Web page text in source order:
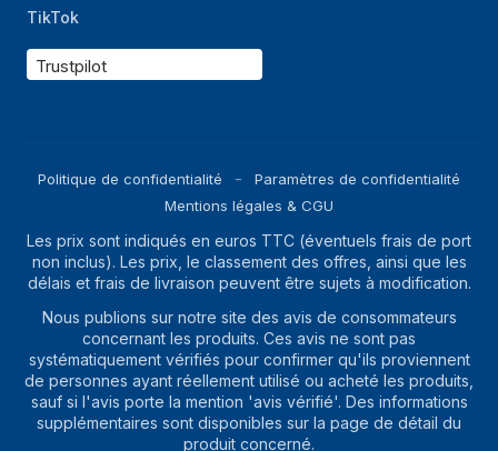
TikTok
Trustpilot
Politique de confidentialité
Paramètres de confidentialité
Mentions légales & CGU
Les prix sont indiqués en euros TTC (éventuels frais de port
non inclus). Les prix, le classement des offres, ainsi que les
délais et frais de livraison peuvent être sujets à modification.
Nous publions sur notre site des avis de consommateurs
concernant les produits. Ces avis ne sont pas
systématiquement vérifiés pour confirmer qu'ils proviennent
de personnes ayant réellement utilisé ou acheté les produits,
sauf si l'avis porte la mention 'avis vérifié'. Des informations
supplémentaires sont disponibles sur la page de détail du
produit concerné.